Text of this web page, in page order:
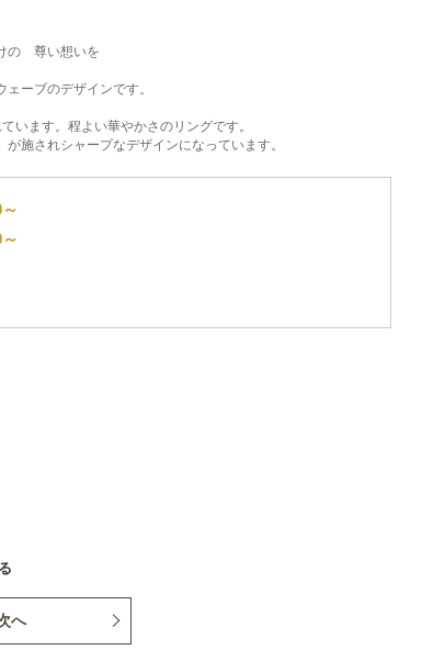
の 尊い想いを
ーブのデザインです。
います。程よい華やかさのリングです。
施されシャープなデザインになっています。
へ